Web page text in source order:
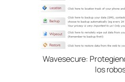
Wavesecure:
los